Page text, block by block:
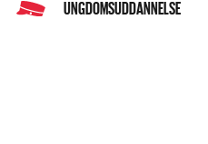
UNGDOMSUDDANNELSE